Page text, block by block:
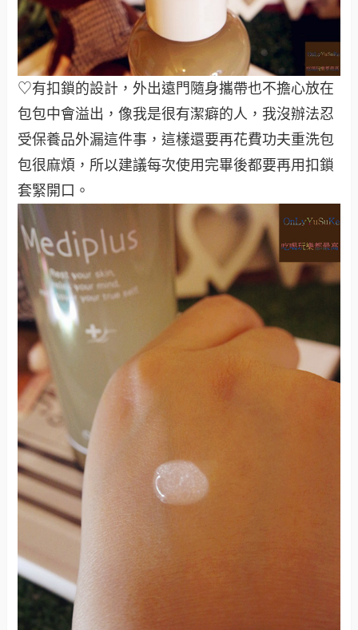
♡有扣鎖的設計，外出遠門隨身攜帶也不擔心放在
包包中會溢出，像我是很有潔癖的人，我沒辦法忍
受保養品外漏這件事，這樣還要再花費功夫重洗包
包很麻煩，所以建議每次使用完畢後都要再用扣鎖
套緊開口。